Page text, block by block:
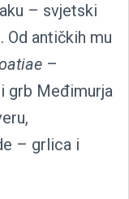
– svjetski
antičkih mu
–
grb Međimurja
– grlica i